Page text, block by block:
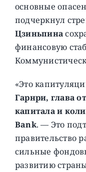
основные
подчеркнул
Цзиньпина
финансовую
«Это
Гарнри, глава
капитала и
Bank. — Это
правительство
сильные
развитию